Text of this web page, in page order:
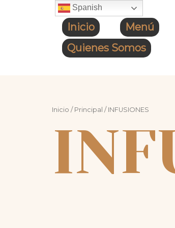
Inicio Menú
Quienes Somos
Inicio / Principal / INFUSIONES
Spanish